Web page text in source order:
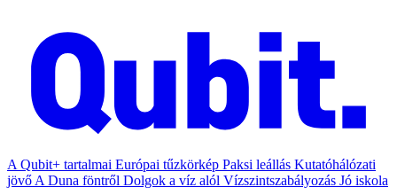
A Qubit+ tartalmai Európai tűzkörkép Paksi leállás Kutatóhálózati
jövő A Duna föntről Dolgok a víz alól Vízszintszabályozás Jó iskola